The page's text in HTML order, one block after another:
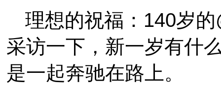
理想的祝福：140岁
采访一下，新一岁有什
是一起奔驰在路上。